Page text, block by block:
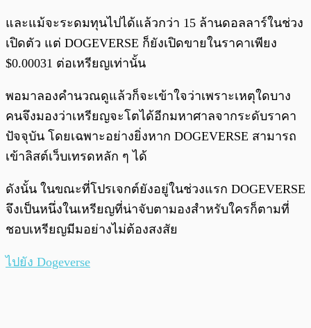
และแม้จะระดมทุนไปได้แล้วกว่า 15 ล้านดอลลาร์ในช่วง
เปิดตัว แต่ DOGEVERSE ก็ยังเปิดขายในราคาเพียง
$0.00031 ต่อเหรียญเท่านั้น
พอมาลองคำนวณดูแล้วก็จะเข้าใจว่าเพราะเหตุใดบาง
คนจึงมองว่าเหรียญจะโตได้อีกมหาศาลจากระดับราคา
ปัจจุบัน โดยเฉพาะอย่างยิ่งหาก DOGEVERSE สามารถ
เข้าลิสต์เว็บเทรดหลัก ๆ ได้
ดังนั้น ในขณะที่โปรเจกต์ยังอยู่ในช่วงแรก DOGEVERSE
จึงเป็นหนึ่งในเหรียญที่น่าจับตามองสำหรับใครก็ตามที่
ชอบเหรียญมีมอย่างไม่ต้องสงสัย
ไปยัง Dogeverse